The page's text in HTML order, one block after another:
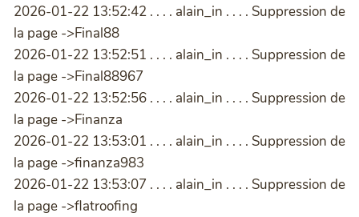
2026-01-22 13:52:42 . . . . alain_in . . . . Suppression de
la page ->Final88
2026-01-22 13:52:51 . . . . alain_in . . . . Suppression de
la page ->Final88967
2026-01-22 13:52:56 . . . . alain_in . . . . Suppression de
la page ->Finanza
2026-01-22 13:53:01 . . . . alain_in . . . . Suppression de
la page ->finanza983
2026-01-22 13:53:07 . . . . alain_in . . . . Suppression de
la page ->flatroofing